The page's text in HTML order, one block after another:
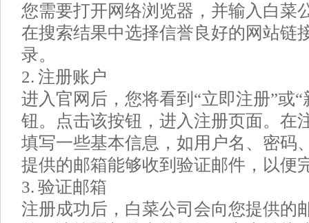
您需要打开网络浏览器，并输入白菜
在搜索结果中选择信誉良好的网站链
录。
2. 注册账户
进入官网后，您将看到“立即注册”或
钮。点击该按钮，进入注册页面。在
填写一些基本信息，如用户名、密码
提供的邮箱能够收到验证邮件，以便
3. 验证邮箱
注册成功后，白菜公司会向您提供的